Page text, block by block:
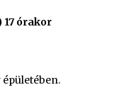
17 órakor
épületében.